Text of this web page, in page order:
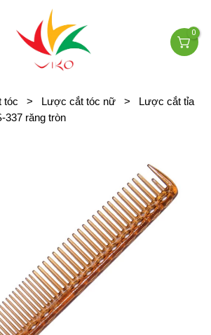
0
tóc > Lược cắt tóc nữ >
Lược cắt tỉa
337 răng tròn